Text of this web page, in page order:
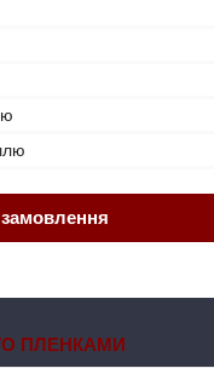
ПЛЕНКАМИ